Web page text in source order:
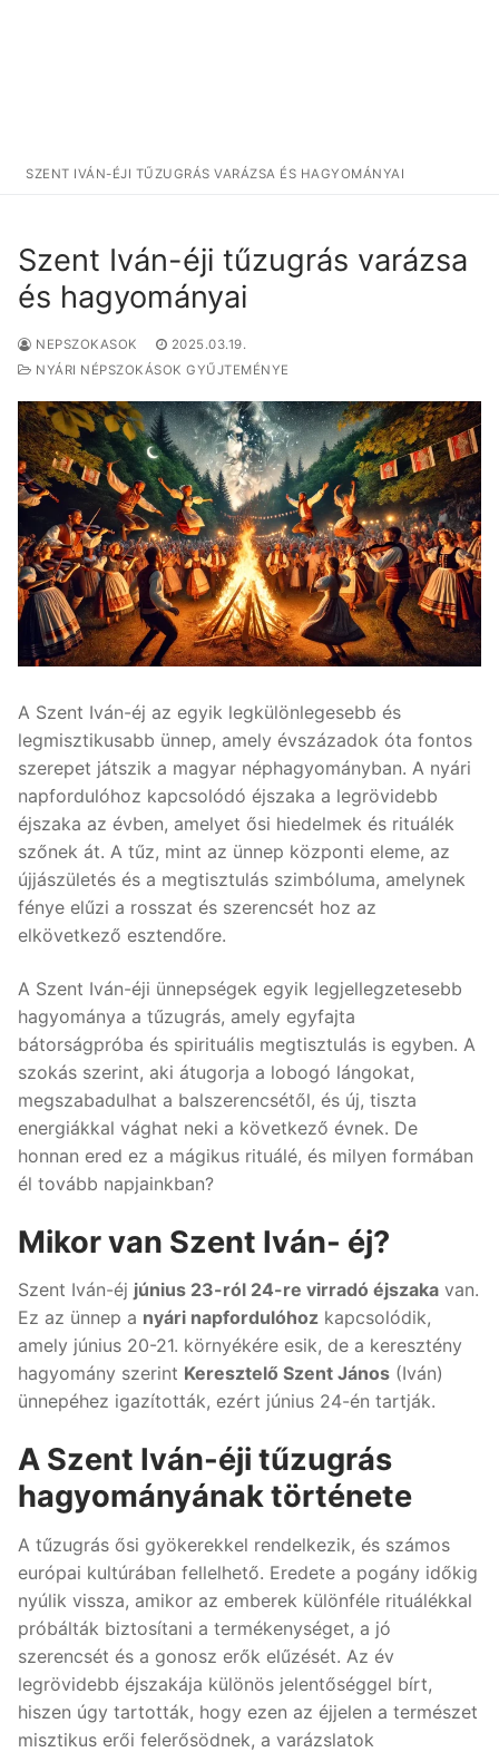
SZENT IVÁN-ÉJI TŰZUGRÁS VARÁZSA ÉS HAGYOMÁNYAI
Szent Iván-éji tűzugrás varázsa
és hagyományai
NEPSZOKASOK
2025.03.19.
NYÁRI NÉPSZOKÁSOK GYŰJTEMÉNYE
A Szent Iván-éj az egyik legkülönlegesebb és
legmisztikusabb ünnep, amely évszázadok óta fontos
szerepet játszik a magyar néphagyományban. A nyári
napfordulóhoz kapcsolódó éjszaka a legrövidebb
éjszaka az évben, amelyet ősi hiedelmek és rituálék
szőnek át. A tűz, mint az ünnep központi eleme, az
újjászületés és a megtisztulás szimbóluma, amelynek
fénye elűzi a rosszat és szerencsét hoz az
elkövetkező esztendőre.
A Szent Iván-éji ünnepségek egyik legjellegzetesebb
hagyománya a tűzugrás, amely egyfajta
bátorságpróba és spirituális megtisztulás is egyben. A
szokás szerint, aki átugorja a lobogó lángokat,
megszabadulhat a balszerencsétől, és új, tiszta
energiákkal vághat neki a következő évnek. De
honnan ered ez a mágikus rituálé, és milyen formában
él tovább napjainkban?
Mikor van Szent Iván- éj?
Szent Iván-éj június 23-ról 24-re virradó éjszaka van.
Ez az ünnep a nyári napfordulóhoz kapcsolódik,
amely június 20-21. környékére esik, de a keresztény
hagyomány szerint Keresztelő Szent János (Iván)
ünnepéhez igazították, ezért június 24-én tartják.
A Szent Iván-éji tűzugrás
hagyományának története
A tűzugrás ősi gyökerekkel rendelkezik, és számos
európai kultúrában fellelhető. Eredete a pogány időkig
nyúlik vissza, amikor az emberek különféle rituálékkal
próbálták biztosítani a termékenységet, a jó
szerencsét és a gonosz erők elűzését. Az év
legrövidebb éjszakája különös jelentőséggel bírt,
hiszen úgy tartották, hogy ezen az éjjelen a természet
misztikus erői felerősödnek, a varázslatok